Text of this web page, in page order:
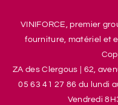
VINIFORCE, premier
fourniture, matériel et
ZA des Clergous
62,
05 63 41 27 86 du lundi
Vendredi